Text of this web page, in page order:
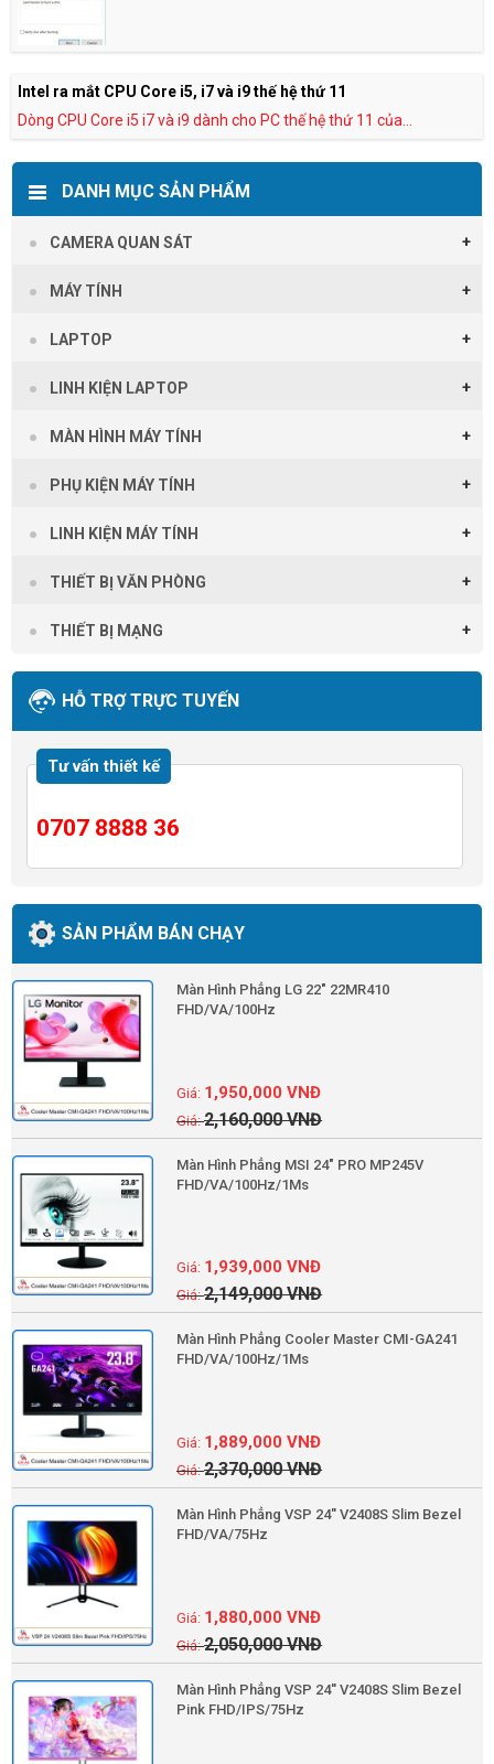
Intel ra mắt CPU Core i5, i7 và i9 thế hệ thứ 11
Dòng CPU Core i5 i7 và i9 dành cho PC thế hệ thứ 11 của...
DANH MỤC SẢN PHẨM
CAMERA QUAN SÁT
MÁY TÍNH
LAPTOP
LINH KIỆN LAPTOP
MÀN HÌNH MÁY TÍNH
PHỤ KIỆN MÁY TÍNH
LINH KIỆN MÁY TÍNH
THIẾT BỊ VĂN PHÒNG
THIẾT BỊ MẠNG
HỖ TRỢ TRỰC TUYẾN
Tư vấn thiết kế
0707 8888 36
SẢN PHẨM BÁN CHẠY
Màn Hình Phẳng LG 22" 22MR410
FHD/VA/100Hz
2,160,000VNĐ
1,950,000VNĐ
Màn Hình Phẳng MSI 24" PRO MP245V
FHD/VA/100Hz/1Ms
2,149,000VNĐ
1,939,000VNĐ
Màn Hình Phẳng Cooler Master CMI-GA241
FHD/VA/100Hz/1Ms
2,370,000VNĐ
1,889,000VNĐ
Màn Hình Phẳng VSP 24'' V2408S Slim Bezel
FHD/VA/75Hz
2,050,000VNĐ
1,880,000VNĐ
Màn Hình Phẳng VSP 24'' V2408S Slim Bezel
Pink FHD/IPS/75Hz